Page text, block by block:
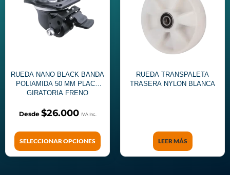
RUEDA NANO BLACK BANDA
POLIAMIDA 50 MM PLACA
GIRATORIA FRENO
$26.000
SELECCIONAR OPCIONES
RUEDA TRANSPALETA
TRASERA NYLON BLANCA
LEER MÁS